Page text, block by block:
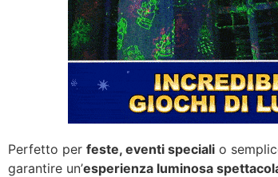
Perfetto per feste, eventi speciali o
garantire un’esperienza luminosa